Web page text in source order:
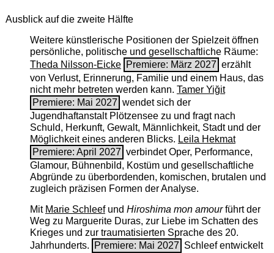
Ausblick auf die zweite Hälfte
Weitere künstlerische Positionen der Spielzeit öffnen
persönliche, politische und gesellschaftliche Räume:
Theda Nilsson-Eicke Premiere: März 2027 erzählt
von Verlust, Erinnerung, Familie und einem Haus, das
nicht mehr betreten werden kann. Tamer Yiğit
Premiere: Mai 2027 wendet sich der
Jugendhaftanstalt Plötzensee zu und fragt nach
Schuld, Herkunft, Gewalt, Männlichkeit, Stadt und der
Möglichkeit eines anderen Blicks. Leila Hekmat
Premiere: April 2027 verbindet Oper, Performance,
Glamour, Bühnenbild, Kostüm und gesellschaftliche
Abgründe zu überbordenden, komischen, brutalen und
zugleich präzisen Formen der Analyse.
Mit Marie Schleefund Hiroshima mon amourführt der
Weg zu Marguerite Duras, zur Liebe im Schatten des
Krieges und zur traumatisierten Sprache des 20.
Jahrhunderts.
Premiere: Mai 2027 Schleef entwickelt